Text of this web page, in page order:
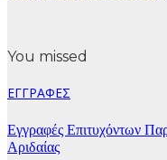
You missed
ΕΓΓΡΑΦΕΣ
Εγγραφές Επιτυχόντων
Αριδαίας